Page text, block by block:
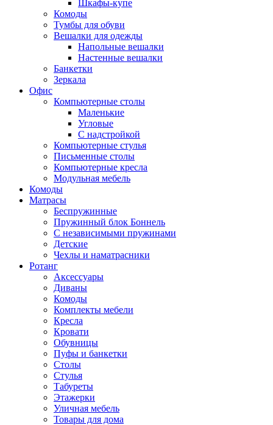
Шкафы-купе
Комоды
Тумбы для обуви
Вешалки для одежды
Напольные вешалки
Настенные вешалки
Банкетки
Зеркала
Офис
Компьютерные столы
Маленькие
Угловые
С надстройкой
Компьютерные стулья
Письменные столы
Компьютерные кресла
Модульная мебель
Комоды
Матрасы
Беспружинные
Пружинный блок Боннель
С независимыми пружинами
Детские
Чехлы и наматрасники
Ротанг
Аксессуары
Диваны
Комоды
Комплекты мебели
Кресла
Кровати
Обувницы
Пуфы и банкетки
Столы
Стулья
Табуреты
Этажерки
Уличная мебель
Товары для дома